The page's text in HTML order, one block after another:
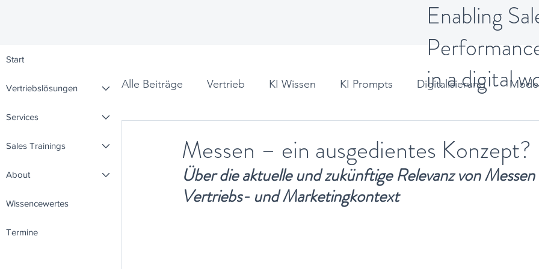
Enabling
in a digital
Start
Vertriebslösungen
Services
Sales Trainings
About
Wissencewertes
Termine
Alle Beiträge Vertrieb KI Wissen KI Prompts Digitalisierung
Messen – ein ausgedientes Konzept?
Über die aktuelle und zukünftige Relevanz von
Vertriebs- und Marketingkontext